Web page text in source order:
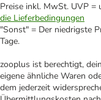
Preise inkl. MwSt. UVP =
die Lieferbedingungen
"Sonst" = Der niedrigste
Tage.
zooplus ist berechtigt,
eigene ähnliche Waren
dem jederzeit